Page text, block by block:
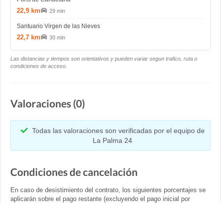
22,9 km 29 min
Santuario Virgen de las Nieves
22,7 km 30 min
Las distancias y tiempos son orientativos y pueden variar segun trafico, ruta o
condiciones de acceso.
Valoraciones (0)
Todas las valoraciones son verificadas por el equipo de
La Palma 24
Condiciones de cancelación
En caso de desistimiento del contrato, los siguientes porcentajes se
aplicarán sobre el pago restante (excluyendo el pago inicial por